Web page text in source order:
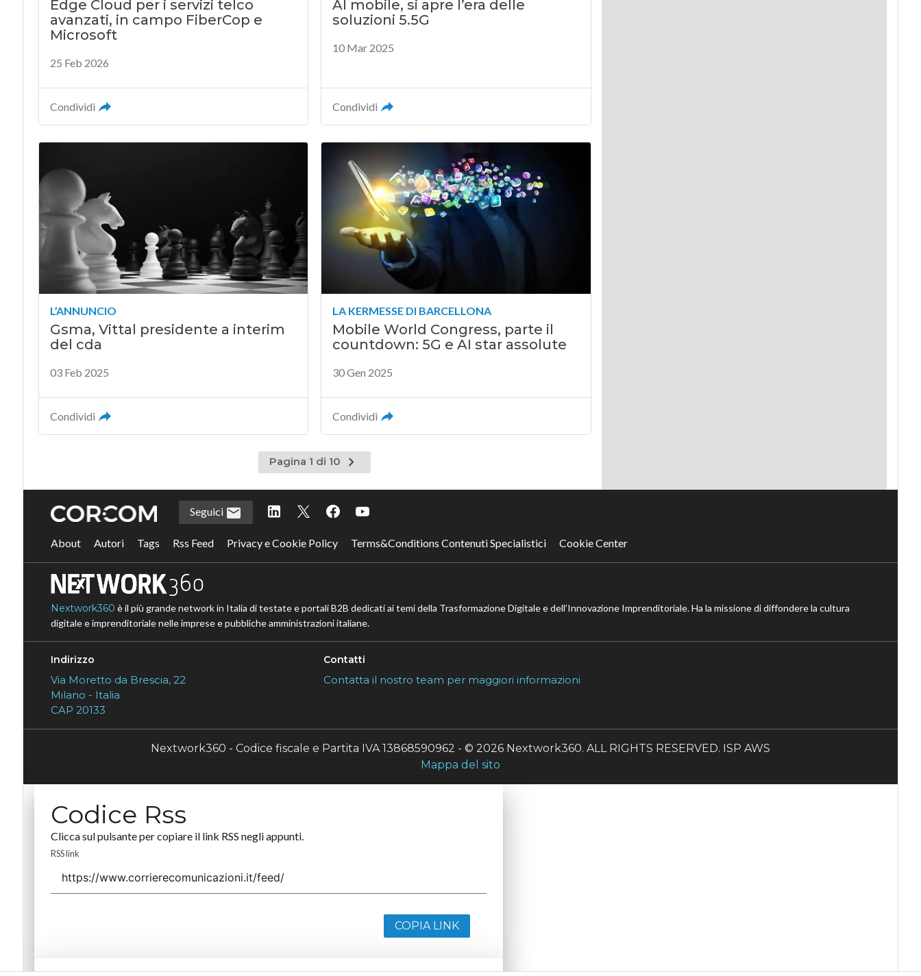
Edge Cloud per i servizi telco
avanzati, in campo FiberCop e
Microsoft
25 Feb 2026
Condividi
AI mobile, si apre l’era delle
soluzioni 5.5G
10 Mar 2025
Condividi
L’ANNUNCIO
Gsma, Vittal presidente a interim
del cda
03 Feb 2025
Condividi
LA KERMESSE DI BARCELLONA
Mobile World Congress, parte il
countdown: 5G e AI star assolute
30 Gen 2025
Condividi
Pagina 1 di 10
Pagina
successiva
Seguici
About Autori Tags Rss Feed Privacy e Cookie Policy Terms&Conditions Contenuti Specialistici Cookie Center
Nextwork360 è il più grande network in Italia di testate e portali B2B dedicati ai temi della Trasformazione Digitale e dell’Innovazione Imprenditoriale. Ha la missione di diffondere la cultura
digitale e imprenditoriale nelle imprese e pubbliche amministrazioni italiane.
Indirizzo
Via Moretto da Brescia, 22
Milano - Italia
CAP 20133
Contatti
Contatta il nostro team per maggiori informazioni
Nextwork360 - Codice fiscale e Partita IVA 13868590962 - © 2026 Nextwork360. ALL RIGHTS RESERVED. ISP AWS
Mappa del sito
Codice Rss
Clicca sul pulsante per copiare il link RSS negli appunti.
RSS link
COPIA LINK